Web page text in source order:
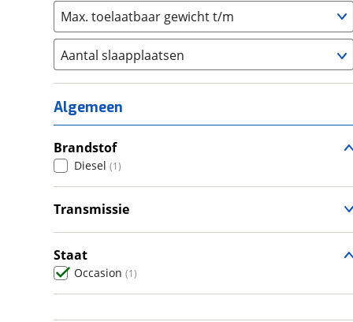
Max. toelaatbaar gewicht t/m
Aantal slaapplaatsen
1 (0)
2 (0)
3 (0)
4 (0)
5 (0)
6+ (0)
Algemeen
Brandstof
Diesel (1)
Transmissie
Staat
Occasion (1)